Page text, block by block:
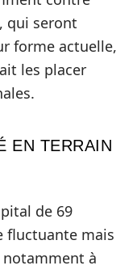
, qui seront
forme actuelle,
les placer
EN TERRAIN
de 69
fluctuante mais
notamment à